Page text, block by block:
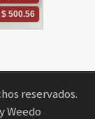
reservados.
Weedo